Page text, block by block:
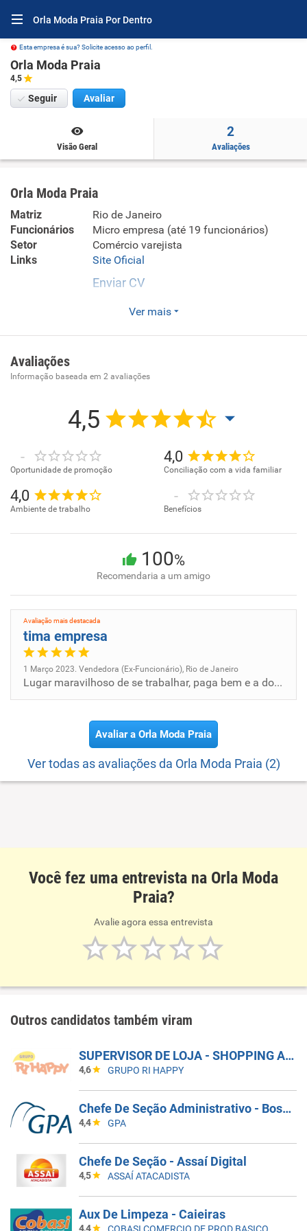
Orla Moda Praia Por Dentro
Esta empresa é sua? Solicite acesso ao perfil.
Orla Moda Praia
4,5
Seguir Avaliar
Visão Geral
2
Avaliações
Orla Moda Praia
Matriz
Rio de Janeiro
Funcionários
Micro empresa (até 19 funcionários)
Setor
Comércio varejista
Links
Site Oficial
Enviar CV
Empresa do comércio varejista, segmento moda praia.
Ver mais
Avaliações
Informação baseada em 2 avaliações
4,5
-
Oportunidade de promoção
4,0
Conciliação com a vida familiar
4,0
Ambiente de trabalho
-
Benefícios
100%
Recomendaria a um amigo
Avaliação mais destacada
tima empresa
1 Março 2023. Vendedora (Ex-Funcionário), Rio de Janeiro
Lugar maravilhoso de se trabalhar, paga bem e a dona é super comunicativa
Avaliar a Orla Moda Praia
Ver todas as avaliações da Orla Moda Praia (2)
Você fez uma entrevista na Orla Moda
Praia?
Avalie agora essa entrevista
Outros candidatos também viram
SUPERVISOR DE LOJA - SHOPPING ARICANDUVA
4,6 GRUPO RI HAPPY
Chefe De Seção Administrativo - Bosque Da Saúde (571106)
4,4 GPA
Chefe De Seção - Assaí Digital
4,5 ASSAÍ ATACADISTA
Aux De Limpeza - Caieiras
4,4